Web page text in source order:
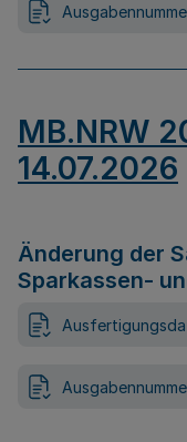
MB.NRW
14.07.2026
Änderung der
Sparkassen-